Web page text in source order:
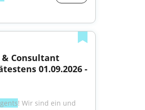
& Consultant
01.09.2026 -
! Wir sind ein und